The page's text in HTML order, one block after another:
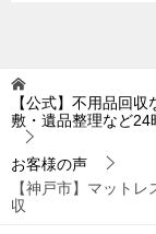
【公式】不用品回
敷・遺品整理など24
お客様の声
【神戸市】マット
収